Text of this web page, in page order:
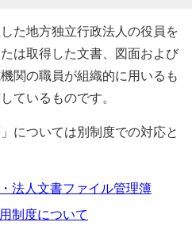
た地方独立行政法人の役員を
は取得した文書、図面および
関の職員が組織的に用いるも
ているものです。
については別制度での対応と
法人文書ファイル管理簿
制度について